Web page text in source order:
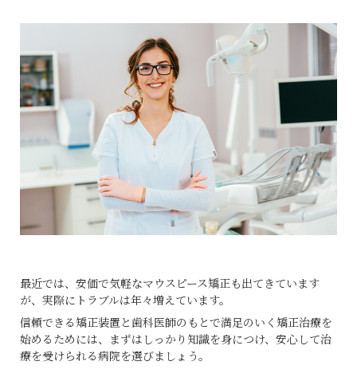
最近では、安価で気軽なマウスピース矯正も出てきています
が、実際にトラブルは年々増えています。
信頼できる矯正装置と歯科医師のもとで満足のいく矯正治療を
始めるためには、まずはしっかり知識を身につけ、安心して治
療を受けられる病院を選びましょう。